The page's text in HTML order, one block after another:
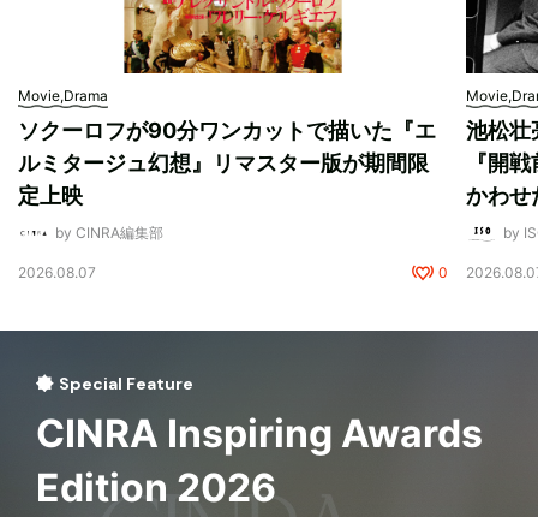
Movie,Drama
ソクーロフが90分ワンカットで描いた『エ
ルミタージュ幻想』リマスター版が期間限
定上映
by CINRA編集部
2026.08.07 0
池松壮
『開
かわせ
by
Special Feature
CINRA Inspiring Awards
Edition 2026